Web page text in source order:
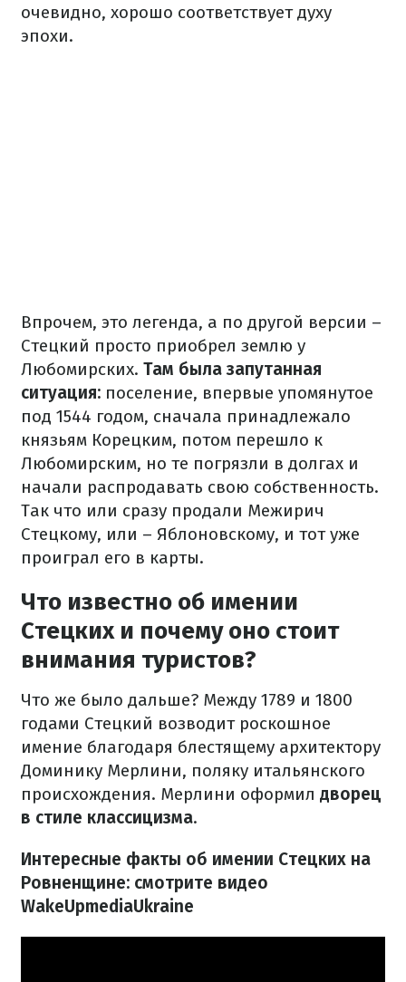
очевидно, хорошо соответствует духу
эпохи.
Впрочем, это легенда, а по другой версии –
Стецкий просто приобрел землю у
Любомирских. Там была запутанная
ситуация: поселение, впервые упомянутое
под 1544 годом, сначала принадлежало
князьям Корецким, потом перешло к
Любомирским, но те погрязли в долгах и
начали распродавать свою собственность.
Так что или сразу продали Межирич
Стецкому, или – Яблоновскому, и тот уже
проиграл его в карты.
Что известно об имении
Стецких и почему оно стоит
внимания туристов?
Что же было дальше? Между 1789 и 1800
годами Стецкий возводит роскошное
имение благодаря блестящему архитектору
Доминику Мерлини, поляку итальянского
происхождения. Мерлини оформил дворец
в стиле классицизма.
Интересные факты об имении Стецких на
Ровненщине: смотрите видео
WakeUpmediaUkraine